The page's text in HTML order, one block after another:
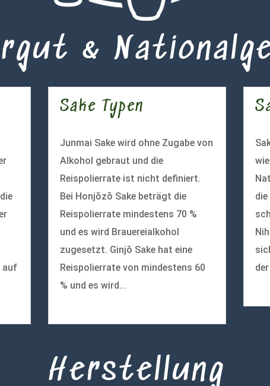
&
auf
Sake Typen
Junmai Sake wird ohne Zugabe von
Alkohol gebraut und die
Reispolierrate ist nicht definiert.
Bei Honjōzō Sake beträgt die
Reispolierrate mindestens 70 %
und es wird Brauereialkohol
zugesetzt. Ginjō Sake hat eine
Reispolierrate von mindestens 60
% und es wird...
Herstellung